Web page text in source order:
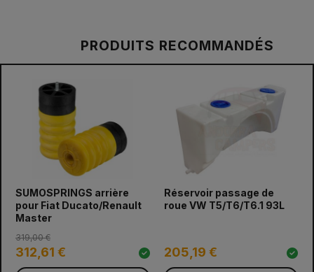
PRODUITS RECOMMANDÉS
SUMOSPRINGS arrière
pour Fiat Ducato/Renault
Master
312,61 €
319,00 €
Réservoir passage de
roue VW T5/T6/T6.1 93L
205,19 €
prev